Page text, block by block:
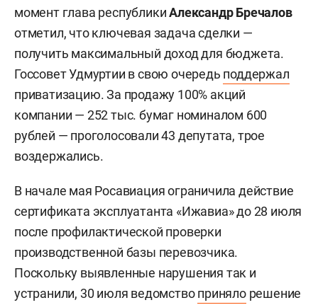
момент глава республикиАлександр Бречалов
отметил, что ключевая задача сделки —
получить максимальный доход для бюджета.
Госсовет Удмуртии в свою очередь поддержал
приватизацию. За продажу 100% акций
компании — 252 тыс. бумаг номиналом 600
рублей — проголосовали 43 депутата, трое
воздержались.
В начале мая Росавиация ограничила действие
сертификата эксплуатанта «Ижавиа» до 28 июля
после профилактической проверки
производственной базы перевозчика.
Поскольку выявленные нарушения так и
устранили, 30 июля ведомствопринялорешение